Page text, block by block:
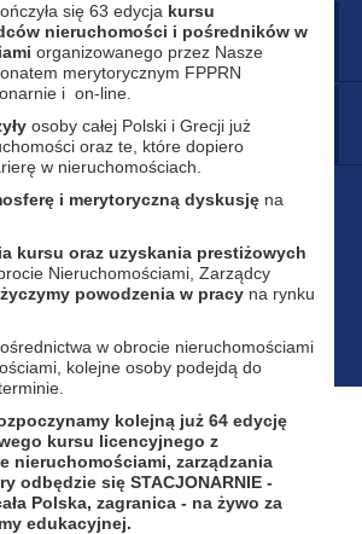
się 63 edycja kursu
nieruchomości i pośredników w
organizowanego przez Nasze
merytorycznym FPPRN
i on-line.
osoby całej Polski i Grecji już
oraz te, które dopiero
w nieruchomościach.
i merytoryczną dyskusjęna
kursu oraz uzyskania prestiżowych
Nieruchomościami, Zarządcy
życzymy powodzenia w pracyna rynku
w obrocie nieruchomościami
kolejne osoby podejdą do
kolejną już 64 edycję
kursu licencyjnego z
nieruchomościami, zarządzania
odbędzie się STACJONARNIE -
Polska, zagranica - na żywo za
edukacyjnej.